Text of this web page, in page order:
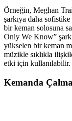
Örneğin, Meghan
şarkıya daha
bir keman solosuna
Only We Know”
yükselen bir keman
müzikle sıklıkla
etki için kullanılabilir.
Kemanda